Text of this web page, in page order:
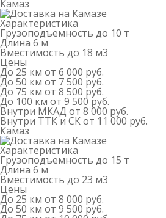
Камаз
Характеристика
Грузоподъемность до 10 т
Длина 6 м
Вместимость до 18 м3
Цены
До 25 км от 6 000 руб.
До 50 км от 7 500 руб.
До 75 км от 8 500 руб.
До 100 км от 9 500 руб.
Внутри МКАД от 8 000 руб.
Внутри ТТК и СКот 11 000 руб.
Камаз
Характеристика
Грузоподъемность до 15 т
Длина 6 м
Вместимость до 23 м3
Цены
До 25 км от 8 000 руб.
До 50 км от 9 500 руб.